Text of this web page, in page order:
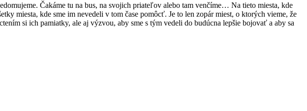
Čakáme tu na bus, na svojich priateľov alebo tam venčíme… Na tieto miesta, kde
miesta, kde sme im nevedeli v tom čase pomôcť. Je to len zopár miest, o ktorých vieme, že
si ich pamiatky, ale aj výzvou, aby sme s tým vedeli do budúcna lepšie bojovať a aby sa